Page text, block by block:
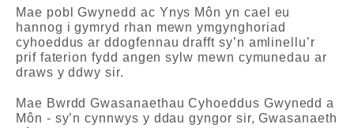
Mae pobl Gwynedd ac Ynys Môn yn cael eu
hannog i gymryd rhan mewn ymgynghoriad
cyhoeddus ar ddogfennau drafft sy’n amlinellu’r
prif faterion fydd angen sylw mewn cymunedau ar
draws y ddwy sir.
Mae Bwrdd Gwasanaethau Cyhoeddus Gwynedd a
Môn - sy’n cynnwys y ddau gyngor sir, Gwasanaeth